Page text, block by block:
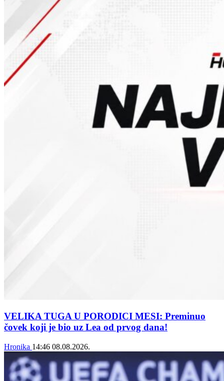
VELIKA TUGA U PORODICI MESI: Preminuo
čovek koji je bio uz Lea od prvog dana!
Hronika 14:46 08.08.2026.